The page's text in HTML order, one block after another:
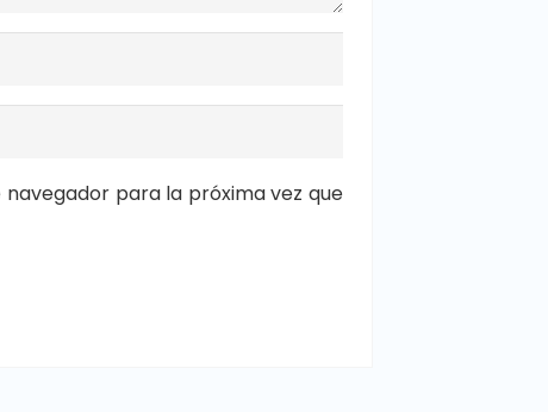
para la próxima vez que